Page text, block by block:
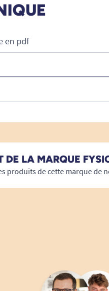
en pdf
DE LA MARQUE
produits de cette marque de